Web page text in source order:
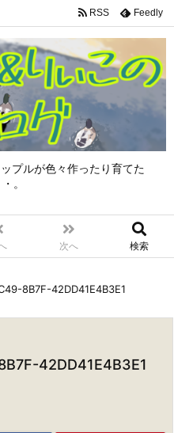
プルが色々作ったり育てた
。
次へ 検索
RSS Feedly
8B7F-42DD41E4B3E1
42DD41E4B3E1